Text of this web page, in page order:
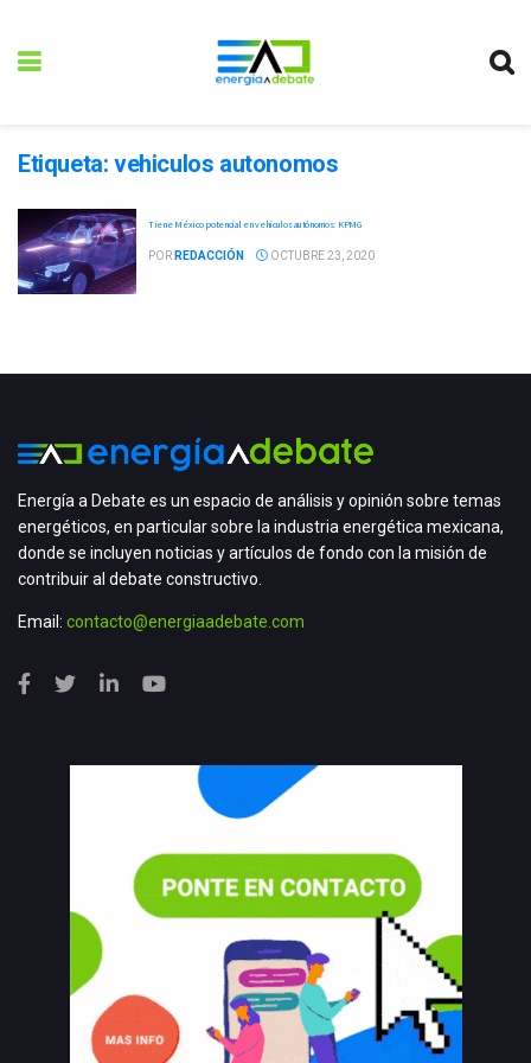
Etiqueta: vehiculos autonomos
Tiene México potencial en vehículos autónomos: KPMG
POR REDACCIÓN OCTUBRE 23, 2020
Energía a Debate es un espacio de análisis y opinión sobre temas
energéticos, en particular sobre la industria energética mexicana,
donde se incluyen noticias y artículos de fondo con la misión de
contribuir al debate constructivo.
Email: contacto@energiaadebate.com